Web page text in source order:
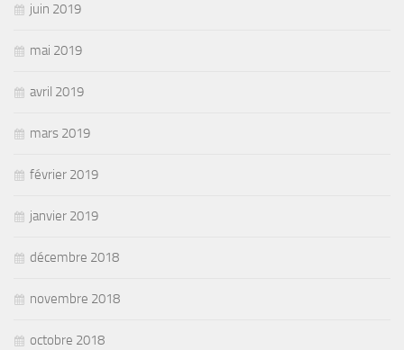
juin 2019
mai 2019
avril 2019
mars 2019
février 2019
janvier 2019
décembre 2018
novembre 2018
octobre 2018